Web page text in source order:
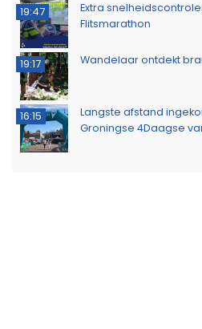
19:47
Extra
Flitsmarathon
19:17 Wandelaar ontdekt
16:15
Langste afstand
Groningse 4Daagse